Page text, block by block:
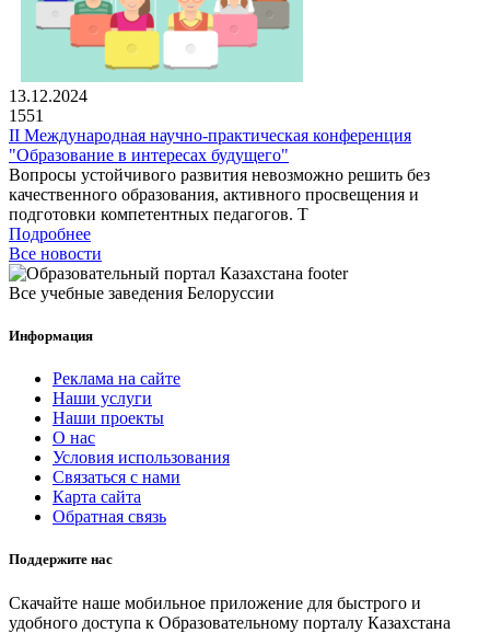
13.12.2024
1551
II Международная научно-практическая конференция
"Образование в интересах будущего"
Вопросы устойчивого развития невозможно решить без
качественного образования, активного просвещения и
подготовки компетентных педагогов. Т
Подробнее
Все новости
Все учебные заведения Белоруссии
Информация
Реклама на сайте
Наши услуги
Наши проекты
О нас
Условия использования
Связаться с нами
Карта сайта
Обратная связь
Поддержите нас
Скачайте наше мобильное приложение для быстрого и
удобного доступа к Образовательному порталу Казахстана